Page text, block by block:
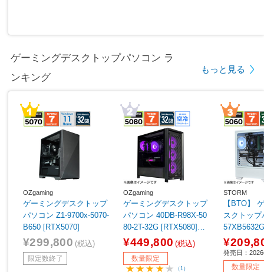
ゲーミングデスクトップパソコン ラ
ンキング
もっと見る
OZgaming
ゲーミングデスクトップ
パソコン Z1-9700x-5070-
B650 [RTX5070]
¥299,800 (税込)
限定数終了
OZgaming
ゲーミングデスクトップ
パソコン 40DB-R98X-50
80-2T-32G [RTX5080]
【sof001】
¥449,800 (税込)
数量限定
（1）
STORM
【BTO】
スクトッ
060 8GB]
発売日：
数量限定